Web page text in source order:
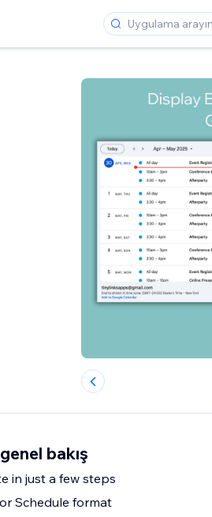
bakış
in just a few steps
Schedule format